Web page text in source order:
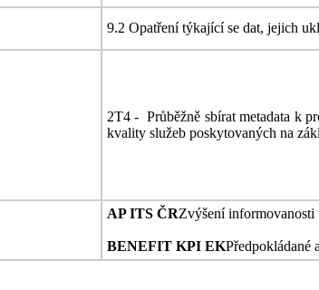
9.2 Opatření týkající se dat, jejich
2T4 - Průběžně sbírat metadata k
kvality služeb poskytovaných na
AP ITS ČRZvýšení
BENEFIT KPI EKPředpokládané